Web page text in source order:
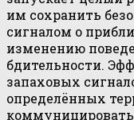
им сохранить
сигналом о
изменению
бдительности.
запаховых
определённых